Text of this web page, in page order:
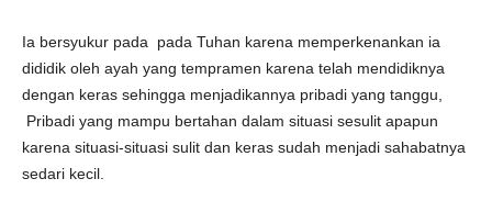
Ia bersyukur pada pada Tuhan karena memperkenankan ia
dididik oleh ayah yang tempramen karena telah mendidiknya
dengan keras sehingga menjadikannya pribadi yang tanggu,
Pribadi yang mampu bertahan dalam situasi sesulit apapun
karena situasi-situasi sulit dan keras sudah menjadi sahabatnya
sedari kecil.